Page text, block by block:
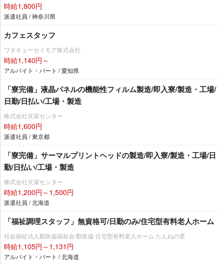
時給1,800円
派遣社員 / 神奈川県
カフェスタッフ
ワタキューセイモア株式会社
時給1,140円～
アルバイト・パート / 愛知県
「寮完備」液晶パネルの機能性フィルム製造/即入寮/製造・工場/
日勤/日払い/工場・製造
株式会社京栄センター
時給1,600円
派遣社員 / 東京都
「寮完備」サーマルプリントヘッドの製造/即入寮/製造・工場/日
勤/日払い/工場・製造
株式会社京栄センター
時給1,200円～1,500円
派遣社員 / 北海道
「福祉調理スタッフ」無資格可/日勤のみ/住宅型有料老人ホーム
社会福祉法人勤医協福祉会/勤医協 住宅型有料老人ホーム たんねの里
時給1,105円～1,131円
アルバイト・パート / 北海道